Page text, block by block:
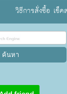
วิธีการสั่งซื้อ เช็